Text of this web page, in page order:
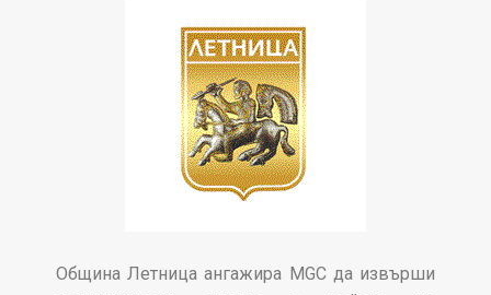
Община Летница ангажира MGC да извърши